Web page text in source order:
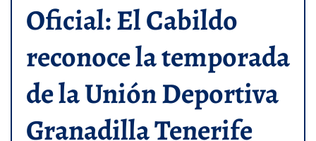
Oficial: El Cabildo
reconoce la temporada
de la Unión Deportiva
Granadilla Tenerife